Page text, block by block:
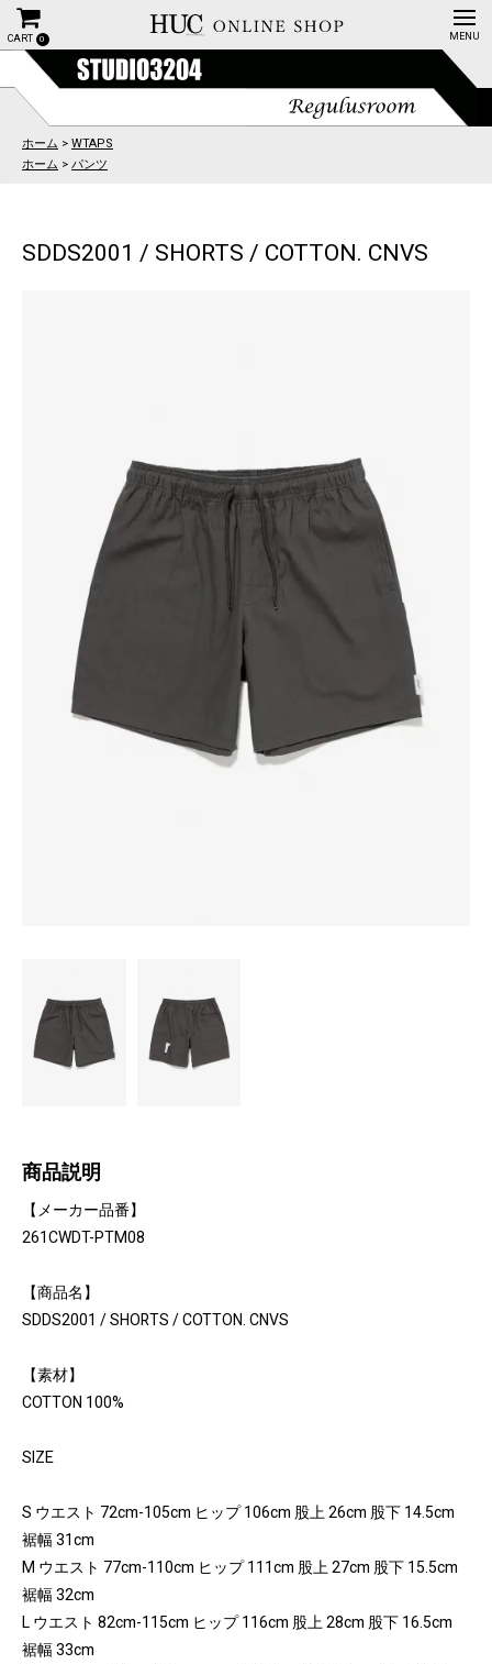
CART 0
ホーム >WTAPS
ホーム >パンツ
SDDS2001 / SHORTS / COTTON. CNVS
商品説明
【メーカー品番】
261CWDT-PTM08
【商品名】
SDDS2001 / SHORTS / COTTON. CNVS
【素材】
COTTON 100%
SIZE
S ウエスト 72cm-105cm ヒップ 106cm 股上 26cm 股下 14.5cm
裾幅 31cm
M ウエスト 77cm-110cm ヒップ 111cm 股上 27cm 股下 15.5cm
裾幅 32cm
L ウエスト 82cm-115cm ヒップ 116cm 股上 28cm 股下 16.5cm
裾幅 33cm